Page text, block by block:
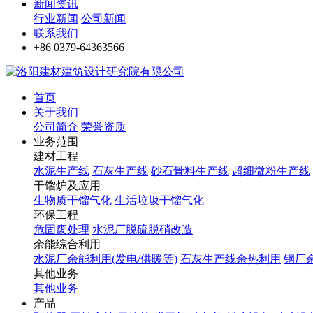
新闻资讯
行业新闻 公司新闻
联系我们
+86 0379-64363566
首页
关于我们
公司简介 荣誉资质
业务范围
建材工程
水泥生产线 石灰生产线 砂石骨料生产线 超细微粉生产线
干馏炉及应用
生物质干馏气化 生活垃圾干馏气化
环保工程
危固废处理 水泥厂脱硫脱硝改造
余能综合利用
水泥厂余能利用(发电/供暖等) 石灰生产线余热利用 钢厂
其他业务
其他业务
产品